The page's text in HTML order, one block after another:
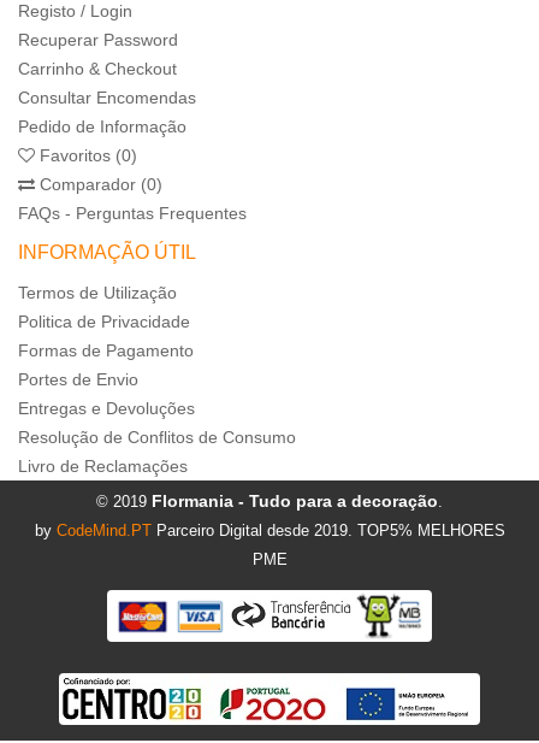
Registo / Login
Recuperar Password
Carrinho & Checkout
Consultar Encomendas
Pedido de Informação
Favoritos (0)
Comparador (0)
FAQs - Perguntas Frequentes
INFORMAÇÃO ÚTIL
Termos de Utilização
Politica de Privacidade
Formas de Pagamento
Portes de Envio
Entregas e Devoluções
Resolução de Conflitos de Consumo
Livro de Reclamações
© 2019 Flormania - Tudo para a decoração.
by CodeMind.PT Parceiro Digital desde 2019. TOP5% MELHORES
PME